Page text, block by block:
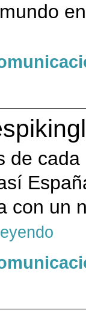
de
con un